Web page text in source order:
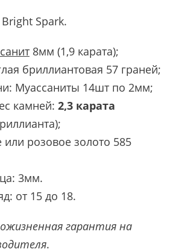
Bright Spark.
8мм (1,9 карата);
бриллиантовая 57 граней;
Муассаниты 14шт по 2мм;
камней: 2,3 карата
или розовое золото 585
3мм.
от 15 до 18.
гарантия на
.